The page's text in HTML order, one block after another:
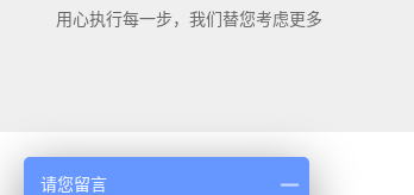
用心执行每一步，我们替您考虑更多
请您留言